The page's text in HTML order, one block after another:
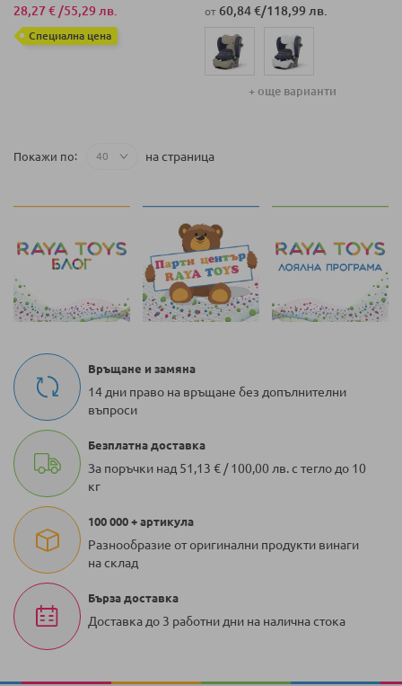
28,27 € /55,29 лв.
Специална цена
от 60,84 €/118,99 лв.
+ още варианти
Покажи по на страница
Връщане и замяна
14 дни право на връщане без допълнителни
въпроси
Безплатна доставка
За поръчки над 51,13 € / 100,00 лв. с тегло до 10
кг
100 000 + артикула
Разнообразие от оригинални продукти винаги
на склад
Бърза доставка
Доставка до 3 работни дни на налична стока